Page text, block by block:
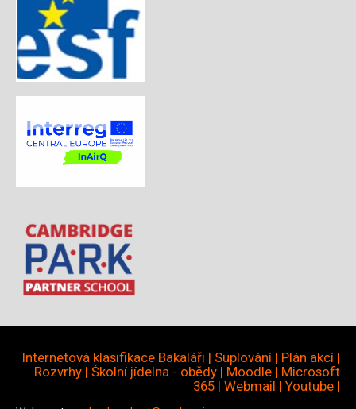
Internetová klasifikace Bakaláři | Suplování | Plán akcí |
Rozvrhy | Školní jídelna - obědy | Moodle | Microsoft
365 | Webmail | Youtube |